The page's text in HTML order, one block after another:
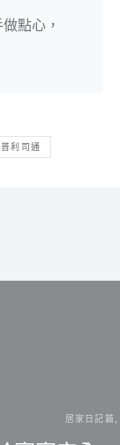
點心，
普利司通
居家日記篇